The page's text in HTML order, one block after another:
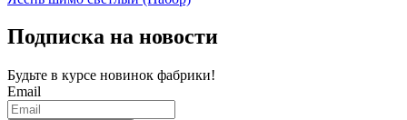
Подписка на новости
Будьте в курсе новинок фабрики!
Email